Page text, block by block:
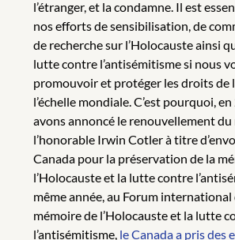
l’étranger, et la condamne. Il est
nos efforts de sensibilisation, de
de recherche sur l’Holocauste ainsi
lutte contre l’antisémitisme si nous
promouvoir et protéger les droits de
l’échelle mondiale. C’est pourquoi,
avons annoncé le renouvellement
l’honorable Irwin Cotler à titre
Canada pour la préservation de la
l’Holocauste et la lutte contre
même année, au Forum
mémoire de l’Holocauste et la lutte
l’antisémitisme, le Canada a pris des